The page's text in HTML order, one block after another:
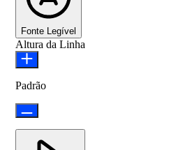
Fonte Legível
Altura da Linha
Padrão